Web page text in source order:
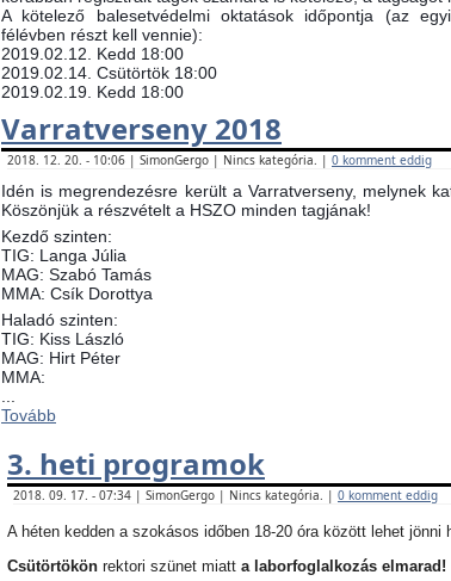
​A kötelező balesetvédelmi oktatások időpontja (az
félévben részt kell vennie):
​2019.02.12. Kedd 18:00
2019.02.14. Csütörtök 18:00
2019.02.19. Kedd 18:00
Varratverseny 2018
2018. 12. 20. - 10:06 | SimonGergo | Nincs kategória. | 0 komment eddig
Idén is megrendezésre került a Varratverseny, melynek
Köszönjük a részvételt a HSZO minden tagjának!
Kezdő szinten:
TIG: Langa Júlia
MAG: Szabó Tamás
MMA: Csík Dorottya
Haladó szinten:
TIG: Kiss László
MAG: Hirt Péter
MMA:
Tovább
3. heti programok
2018. 09. 17. - 07:34 | SimonGergo | Nincs kategória. | 0 komment eddig
A héten kedden a szokásos időben 18-20 óra között lehet jönni
Csütörtökön rektori szünet miatt a laborfoglalkozás elmarad!